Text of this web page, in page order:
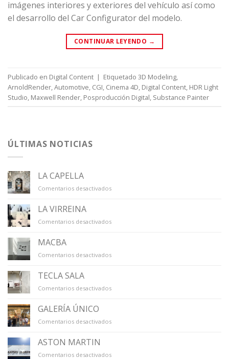
imágenes interiores y exteriores del vehículo así como
el desarrollo del Car Configurator del modelo.
CONTINUAR LEYENDO →
Publicado en Digital Content | Etiquetado 3D Modeling,
ArnoldRender,Automotive, CGI, Cinema 4D, Digital Content, HDR Light
Studio, Maxwell Render, Posproducción Digital, Substance Painter
ÚLTIMAS NOTICIAS
LA CAPELLA
Comentarios desactivadosen
LA VIRREINA
Comentarios desactivadosen
MACBA
Comentarios desactivadosen
TECLA SALA
Comentarios desactivadosen
GALERÍA ÚNICO
Comentarios desactivadosen
ASTON MARTIN
Comentarios desactivadosen